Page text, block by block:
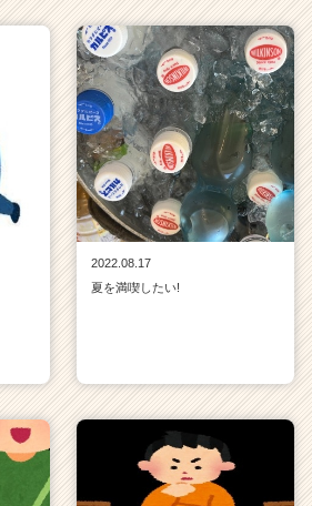
2022.08.17
夏を満喫したい!